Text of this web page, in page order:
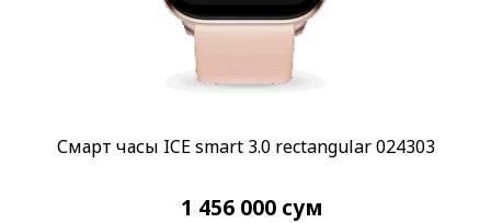
Смарт часы ICE smart 3.0 rectangular 024303
1 456 000 сум